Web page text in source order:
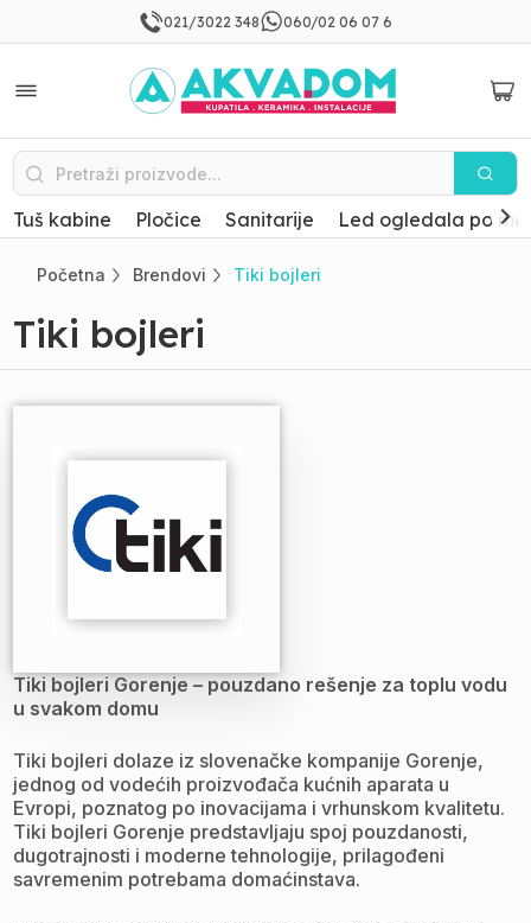
021/3022 348 060/02 06 07 6
Tuš kabine Pločice Sanitarije Led ogledala po
Početna Brendovi Tiki bojleri
Tiki bojleri
Tiki bojleri Gorenje – pouzdano rešenje za toplu vodu
u svakom domu
Tiki bojleri dolaze iz slovenačke kompanije Gorenje,
jednog od vodećih proizvođača kućnih aparata u
Evropi, poznatog po inovacijama i vrhunskom kvalitetu.
Tiki bojleri Gorenje predstavljaju spoj pouzdanosti,
dugotrajnosti i moderne tehnologije, prilagođeni
savremenim potrebama domaćinstava.